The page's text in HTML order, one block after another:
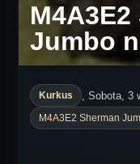
Jumbo
Kurkus , Sobota, 3
M4A3E2 Sherman